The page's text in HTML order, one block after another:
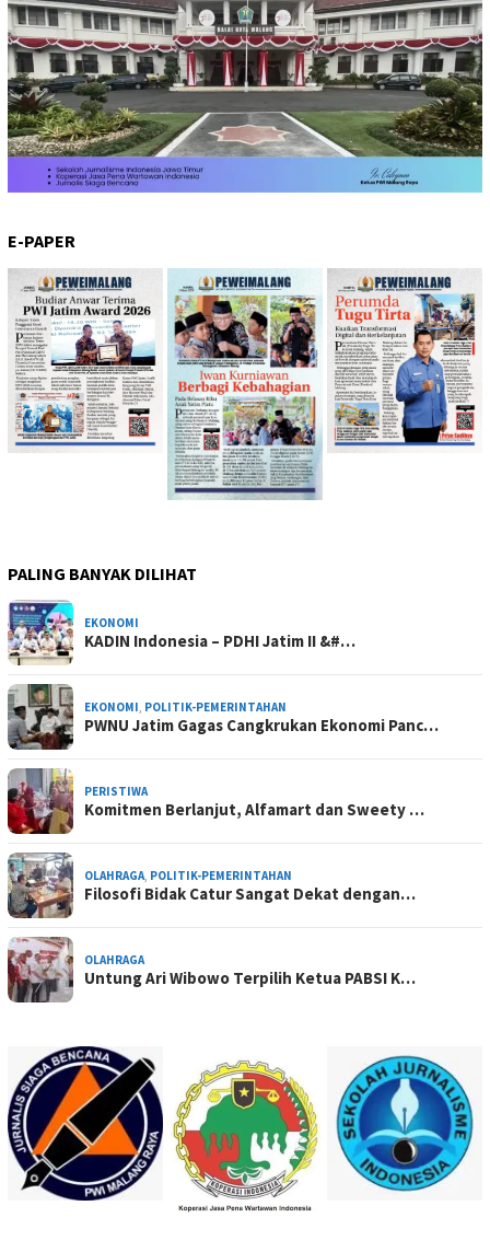
E-PAPER
PALING BANYAK DILIHAT
EKONOMI
KADIN Indonesia – PDHI Jatim II &#…
EKONOMI, POLITIK-PEMERINTAHAN
PWNU Jatim Gagas Cangkrukan Ekonomi Panc…
PERISTIWA
Komitmen Berlanjut, Alfamart dan Sweety …
OLAHRAGA, POLITIK-PEMERINTAHAN
Filosofi Bidak Catur Sangat Dekat dengan…
OLAHRAGA
Untung Ari Wibowo Terpilih Ketua PABSI K…